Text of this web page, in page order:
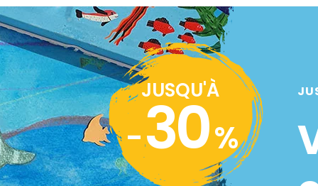
JUSQU'À
-30%